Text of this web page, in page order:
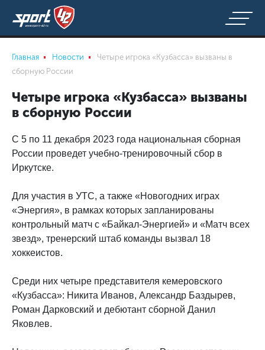
Главная Новости
Четыре игрока «Кузбасса» вызваны в
сборную России
Четыре игрока «Кузбасса» вызваны
в сборную России
С 5 по 11 декабря 2023 года национальная сборная
России проведет учебно-тренировочный сбор в
Иркутске.
Для участия в УТС, а также «Новогодних играх
«Энергия», в рамках которых запланированы
контрольный матч с «Байкал-Энергией» и «Матч всех
звезд», тренерский штаб команды вызвал 18
хоккеистов.
Среди них четыре представителя кемеровского
«Кузбасса»: Никита Иванов, Александр Баздырев,
Роман Дарковский и дебютант сборной Данил
Яковлев.